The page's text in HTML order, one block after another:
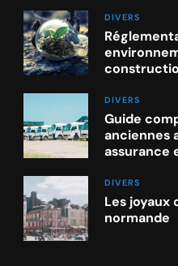
DIVERS
DIVERS
Guide
anciennes
assurance
DIVERS
Les joyaux
normande